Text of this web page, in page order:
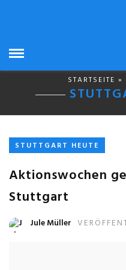
STARTSEITE »
STUTTGART HEUTE
Aktionswochen
Stuttgart
Jule Müller